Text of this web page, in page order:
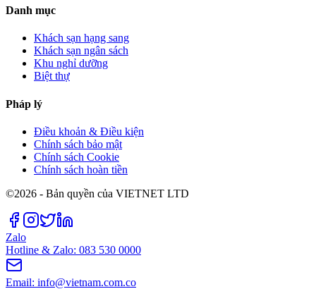
Danh mục
Khách sạn hạng sang
Khách sạn ngân sách
Khu nghỉ dưỡng
Biệt thự
Pháp lý
Điều khoản & Điều kiện
Chính sách bảo mật
Chính sách Cookie
Chính sách hoàn tiền
©2026 - Bản quyền của VIETNET LTD
Zalo
Hotline & Zalo: 083 530 0000
Email: info@vietnam.com.co